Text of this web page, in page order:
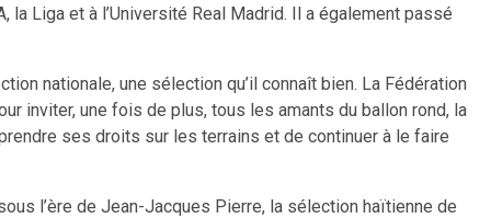
Liga et à l’Université Real Madrid. Il a également passé
nationale, une sélection qu’il connaît bien. La Fédération
inviter, une fois de plus, tous les amants du ballon rond, la
ses droits sur les terrains et de continuer à le faire
l’ère de Jean-Jacques Pierre, la sélection haïtienne de